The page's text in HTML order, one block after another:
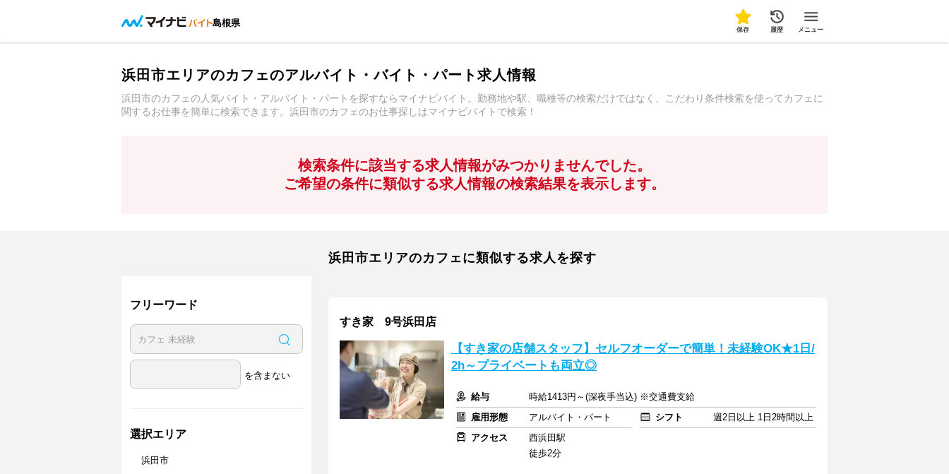
島根県
保存 履歴 メニュー
浜田市エリアのカフェのアルバイト・バイト・パート求人情報
浜田市のカフェの人気バイト・アルバイト・パートを探すならマイナビバイト。勤務地や駅、職種等の検索だけではなく、こだわり条件検索を使ってカフェに
関するお仕事を簡単に検索できます。浜田市のカフェのお仕事探しはマイナビバイトで検索！
検索条件に該当する求人情報がみつかりませんでした。
ご希望の条件に類似する求人情報の検索結果を表示します。
フリーワード
を含まない
選択エリア
浜田市
浜田市エリアのカフェに類似する求人を探す
すき家 9号浜田店
【すき家の店舗スタッフ】セルフオーダーで簡単！未経験OK★1日/
2h～プライベートも両立◎
給与
時給1413円～(深夜手当込) ※交通費支給
雇用形態
アルバイト・パート シフト
週2日以上 1日2時間以上
アクセス
西浜田駅
徒歩2分